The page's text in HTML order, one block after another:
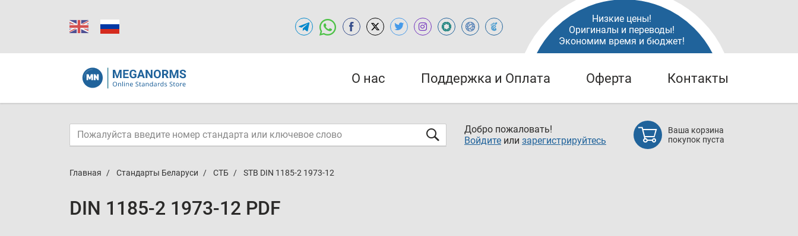
Низкие цены!
Оригиналы и переводы!
Экономим время и бюджет!
О нас Поддержка и Оплата Оферта Контакты
Добро пожаловать!
Войдите или зарегистрируйтесь
Ваша корзина
покупок пуста
Главная Стандарты Беларуси СТБ STB DIN 1185-2 1973-12
DIN 1185-2 1973-12 PDF